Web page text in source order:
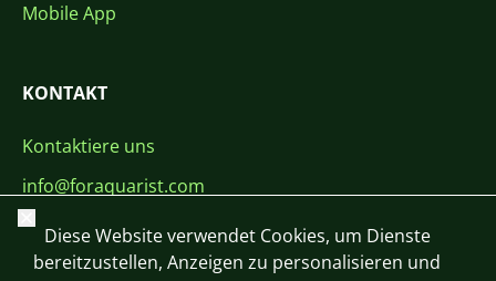
Mobile App
KONTAKT
Kontaktiere uns
info@foraquarist.com
+420 603 449 602
Schließen
Diese Website verwendet Cookies, um Dienste
bereitzustellen, Anzeigen zu personalisieren und